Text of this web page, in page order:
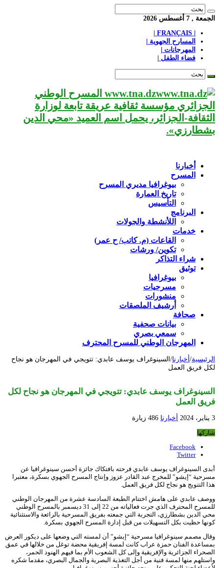
الجمعة , 7 أغسطس 2026
المسارح الجهوية |
المهرجانات |
فضاء الطفل |
www.tna.dz المسرح الوطني
الجزائري مؤسسة ثقافية عريقة تابعة لوزارة
الثقافة-الجزائر، يحمل اسم العميد «محي الدين
بشطارزي».
أخبارنا
المسرح
بيوغرافيا مديري المسرح
تاريخ العمارة
التأسيس
البرنامج
اللأنشطة والجولات
خدمات
القاعات (م. كاتب/ ح عمر)
تكوين/ ورشات
شراء التذاكر
توثيق
بيوغرافيا
مسرحيات
منشورات
أرشيف الملصقات
صحافة
بيانات صحفية
سمعي بصري
المهرجان الوطني للمسرح المحترف
الرئيسية/ أخبارنا/ السينوغراف يوسف عابدي: تتويجي في المهرجان هو نجاح
لكل فريق العمل
السينوغراف يوسف عابدي: تتويجي في المهرجان هو نجاح لكل
فريق العمل
3 يناير، 2024 أخبارنا 486 زيارة
شاركها
Facebook
Twitter
أبدى السينوغراف يوسف عابدي فرحته بافتكاك جائزة أحسن سينوغرافيا عن
مسرحية “إيشو” للمخرج عبد القادر عزوز وإنتاج المسرح الجهوي بسكرة، معتبرا
هذا التتويج هو نجاح لكل فريق العمل.
ووصف عابدي على هامش اختتام الطبعة السادسة عشرة من المهرجان الوطني
للمسرح المحترف الذي جرت فعالياته من 22 إلى 31 ديسمبر بالمسرح الوطني
محي الدين بشطارزي، التجربة التي جمعته بفريق المسرحية بالرائعة والاستثنائية
كونها حظيت بكل التسهيلات من قبل إدارة المسرح الجهوي بسكرة.
وقال مصمم سينوغرافيا مسرحية “إيشو” أن لمسته التي وضعها على ديكور العرض
بمساعدة الفنان حمزة عراب كانت لمسة إفريقية محضة توغل من خلالها في عمق
الصحراء الجزائرية والإفريقية وإلى كل الشعوب الأم بما فيهم الهنود الحمر،
واستلهم منها لمسة فنية من أجل التغذية البصرية والجمال البصري، مقدما شكره